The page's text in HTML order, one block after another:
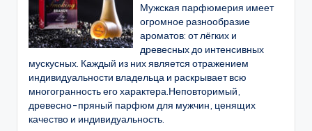
Мужская парфюмерия имеет
огромное разнообразие
ароматов: от лёгких и
древесных до интенсивных
мускусных. Каждый из них является отражением
индивидуальности владельца и раскрывает всю
многогранность его характера.Неповторимый,
древесно-пряный парфюм для мужчин, ценящих
качество и индивидуальность.